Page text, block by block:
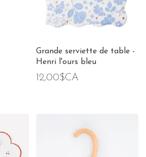
Grande serviette de table -
Henri l'ours bleu
12,00$CA